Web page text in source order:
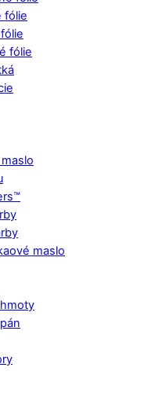
fólie
fólie
maslo